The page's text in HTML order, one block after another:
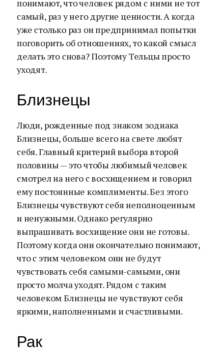
понимают, что человек рядом с ними не тот
самый, раз у него другие ценности. А когда
уже столько раз он предпринимал попытки
поговорить об отношениях, то какой смысл
делать это снова? Поэтому Тельцы просто
уходят.
Близнецы
Люди, рожденные под знаком зодиака
Близнецы, больше всего на свете любят
себя. Главный критерий выбора второй
половины — это чтобы любимый человек
смотрел на него с восхищением и говорил
ему постоянные комплименты. Без этого
Близнецы чувствуют себя неполноценным
и ненужными. Однако регулярно
выпрашивать восхищение они не готовы.
Поэтому когда они окончательно понимают,
что с этим человеком они не будут
чувствовать себя самыми-самыми, они
просто молча уходят. Рядом с таким
человеком Близнецы не чувствуют себя
яркими, наполненными и счастливыми.
Рак